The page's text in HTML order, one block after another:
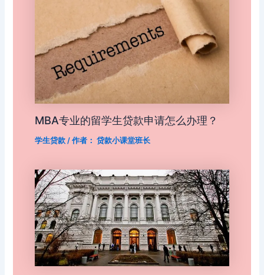
MBA专业的留学生贷款申请怎么办理？
学生贷款/ 作者： 贷款小课堂班长